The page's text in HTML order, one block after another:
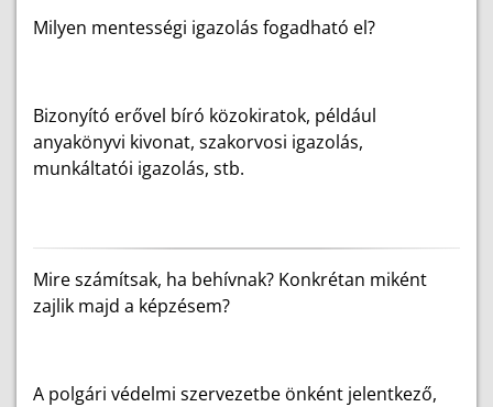
Milyen mentességi igazolás fogadható el?
Bizonyító erővel bíró közokiratok, például
anyakönyvi kivonat, szakorvosi igazolás,
munkáltatói igazolás, stb.
Mire számítsak, ha behívnak? Konkrétan miként
zajlik majd a képzésem?
A polgári védelmi szervezetbe önként jelentkező,